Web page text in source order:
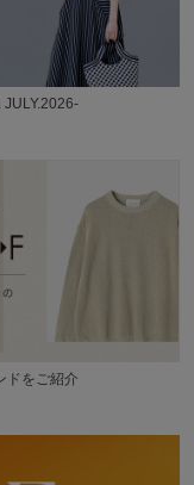
JULY.2026-
ドをご紹介